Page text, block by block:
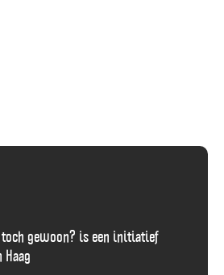
gewoon? is een initiatief
Haag